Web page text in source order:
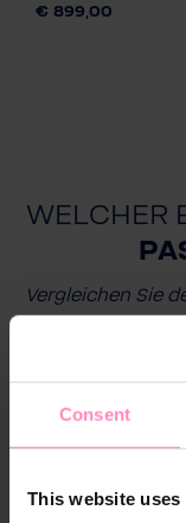
Consent
This website uses
€ 899,00
WELCHER
Vergleichen Sie